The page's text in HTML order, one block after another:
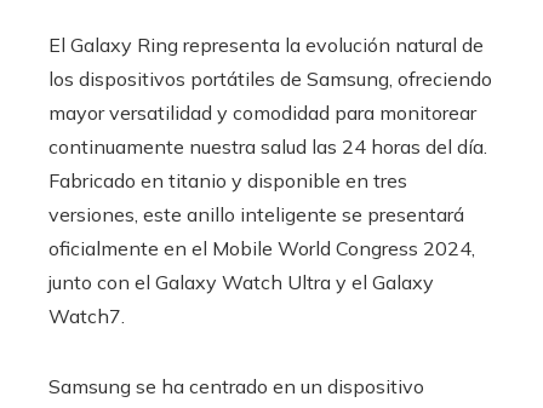
El Galaxy Ring representa la evolución natural de
los dispositivos portátiles de Samsung, ofreciendo
mayor versatilidad y comodidad para monitorear
continuamente nuestra salud las 24 horas del día.
Fabricado en titanio y disponible en tres
versiones, este anillo inteligente se presentará
oficialmente en el Mobile World Congress 2024,
junto con el Galaxy Watch Ultra y el Galaxy
Watch7.
Samsung se ha centrado en un dispositivo